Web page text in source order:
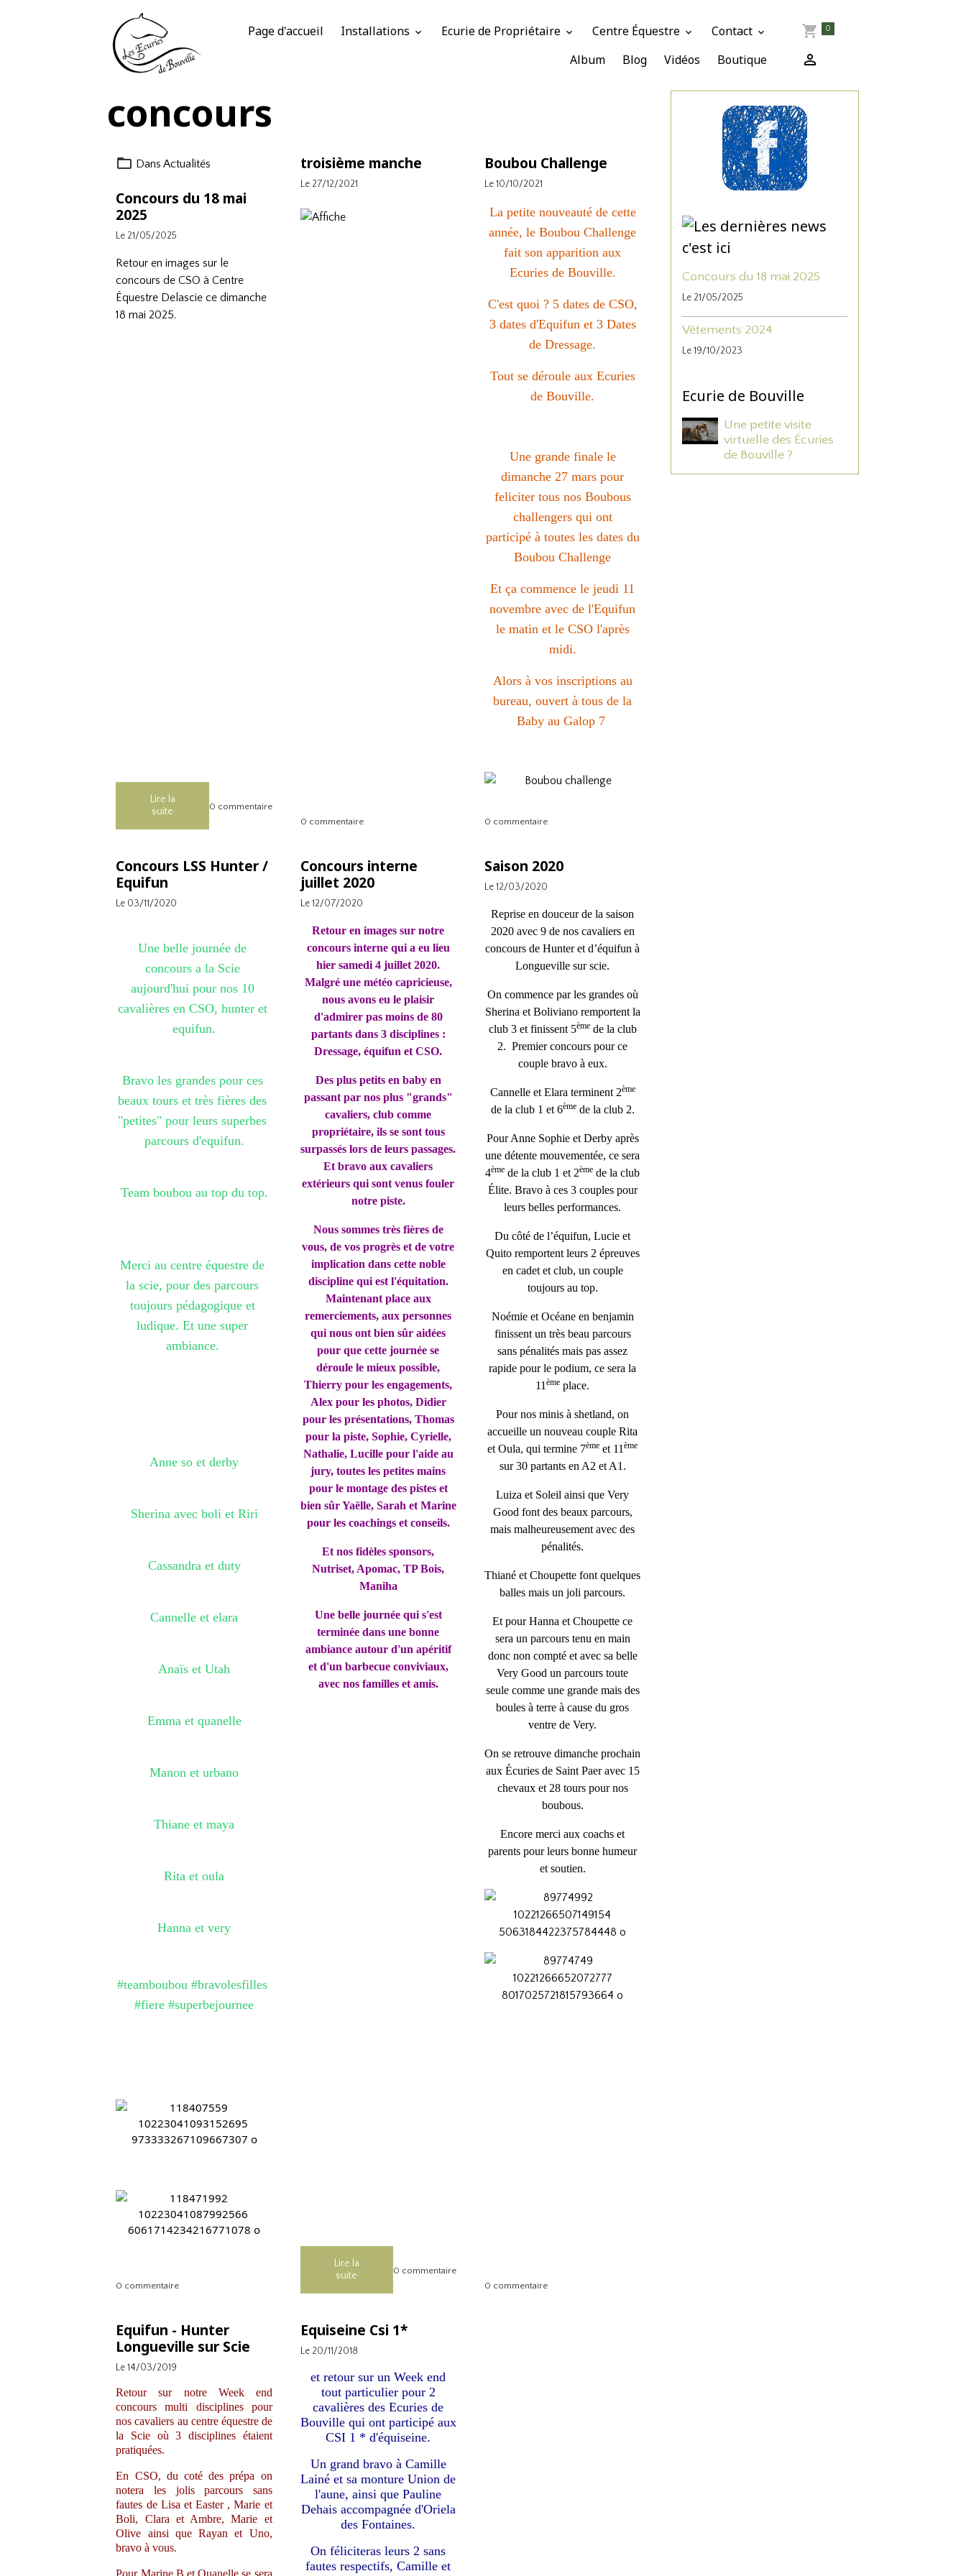
Page d'accueil Installations Ecurie de Propriétaire Centre Équestre
Contact
Album
Blog Vidéos Boutique
0
concours
DansActualités
Concours du 18 mai
2025
Le 21/05/2025
Retour en images sur le
concours de CSO àCentre
Équestre Delascie ce dimanche
18 mai 2025.
Lire la
suite
0 commentaire
troisième manche
Le 27/12/2021
0 commentaire
Boubou Challenge
Le 10/10/2021
La petite nouveauté de cette
année, le Boubou Challenge
fait son apparition aux
Ecuries de Bouville.
C'est quoi ? 5 dates de CSO,
3 dates d'Equifun et 3 Dates
de Dressage.
Tout se déroule aux Ecuries
de Bouville.
Une grande finale le
dimanche 27 mars pour
feliciter tous nos Boubous
challengers qui ont
participé à toutes les dates du
Boubou Challenge
Et ça commence le jeudi 11
novembre avec de l'Equifun
le matin et le CSO l'après
midi.
Alors à vos inscriptions au
bureau, ouvert à tous de la
Baby au Galop 7
0 commentaire
Concours LSS Hunter /
Equifun
Le 03/11/2020
Une belle journée de
concours a la Scie
aujourd'hui pour nos 10
cavalières en CSO, hunter et
equifun.
Bravo les grandes pour ces
beaux tours et très fières des
"petites" pour leurs superbes
parcours d'equifun.
Team boubou au top du top.
Merci au centre équestre de
la scie, pour des parcours
toujours pédagogique et
ludique. Et une super
ambiance.
Anne so et derby
Sherina avec boli et Riri
Cassandra et duty
Cannelle et elara
Anaïs et Utah
Emma et quanelle
Manon et urbano
Thiane et maya
Rita et oula
Hanna et very
#teamboubou #bravolesfilles
#fiere #superbejournee
0 commentaire
Concours interne
juillet 2020
Le 12/07/2020
Retour en images sur notre
concours interne qui a eu lieu
hier samedi 4 juillet 2020.
Malgré une météo capricieuse,
nous avons eu le plaisir
d'admirer pas moins de 80
partants dans 3 disciplines :
Dressage, équifun et CSO.
Des plus petits en baby en
passant par nos plus "grands"
cavaliers, club comme
propriétaire, ils se sont tous
surpassés lors de leurs passages.
Et bravo aux cavaliers
extérieurs qui sont venus fouler
notre piste.
Nous sommes très fières de
vous, de vos progrès et de votre
implication dans cette noble
discipline qui est l'équitation.
Maintenant place aux
remerciements, aux personnes
qui nous ont bien sûr aidées
pour que cette journée se
déroule le mieux possible,
Thierry pour les engagements,
Alex pour les photos, Didier
pour les présentations, Thomas
pour la piste, Sophie, Cyrielle,
Nathalie, Lucille pour l'aide au
jury, toutes les petites mains
pour le montage des pistes et
bien sûr Yaëlle, Sarah et Marine
pour les coachings et conseils.
Et nos fidèles sponsors,
Nutriset, Apomac, TP Bois,
Maniha
Une belle journée qui s'est
terminée dans une bonne
ambiance autour d'un apéritif
et d'un barbecue conviviaux,
avec nos familles et amis.
Lire la
suite
0 commentaire
Saison 2020
Le 12/03/2020
Reprise en douceur de la saison
2020 avec 9 de nos cavaliers en
concours de Hunter et d’équifun à
Longueville sur scie.
On commence par les grandes où
Sherina et Boliviano remportent la
club 3 et finissent 5èmede la club
2. Premier concours pour ce
couple bravo à eux.
Cannelle et Elara terminent 2ème
de la club 1 et 6èmede la club 2.
Pour Anne Sophie et Derby après
une détente mouvementée, ce sera
4ème de la club 1 et 2ème de la club
Élite. Bravo à ces 3 couples pour
leurs belles performances.
Du côté de l’équifun, Lucie et
Quito remportent leurs 2 épreuves
en cadet et club, un couple
toujours au top.
Noémie et Océane en benjamin
finissent un très beau parcours
sans pénalités mais pas assez
rapide pour le podium, ce sera la
11ème place.
Pour nos minis à shetland, on
accueille un nouveau couple Rita
et Oula, qui termine 7ème et 11ème
sur 30 partants en A2 et A1.
Luiza et Soleil ainsi que Very
Good font des beaux parcours,
mais malheureusement avec des
pénalités.
Thiané et Choupette font quelques
balles mais un joli parcours.
Et pour Hanna et Choupette ce
sera un parcours tenu en main
donc non compté et avec sa belle
Very Good un parcours toute
seule comme une grande mais des
boules à terre à cause du gros
ventre de Very.
On se retrouve dimanche prochain
aux Écuries de Saint Paer avec 15
chevaux et 28 tours pour nos
boubous.
Encore merci aux coachs et
parents pour leurs bonne humeur
et soutien.
0 commentaire
Equifun - Hunter
Longueville sur Scie
Le 14/03/2019
Retour sur notre Week end
concours multi disciplines pour
nos cavaliers au centre équestre de
la Scie où 3 disciplines étaient
pratiquées.
En CSO, du coté des prépa on
notera les jolis parcours sans
fautes de Lisa et Easter , Marie et
Boli, Clara et Ambre, Marie et
Olive ainsi que Rayan et Uno,
bravo à vous.
Equiseine Csi 1*
Le 20/11/2018
et retour sur un Week end
tout particulier pour 2
cavalières des Ecuries de
Bouville qui ont participé aux
CSI 1 * d'équiseine.
Un grand bravo à Camille
Lainé et sa monture Union de
l'aune, ainsi que Pauline
Dehais accompagnée d'Oriela
des Fontaines.
On féliciteras leurs 2 sans
fautes respectifs, Camille et
Concours du 18 mai 2025
Le 21/05/2025
Vêtements 2024
Le 19/10/2023
Ecurie de Bouville
Une petite visite
virtuelle des Écuries
de Bouville ?